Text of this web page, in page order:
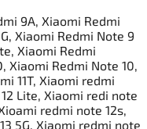
9A, Xiaomi Redmi
Xiaomi Redmi Note 9
Xiaomi Redmi
Xiaomi Redmi Note 10,
11T, Xiaomi redmi
Lite, Xiaomi redi note
redmi note 12s,
5G, Xiaomi redmi note